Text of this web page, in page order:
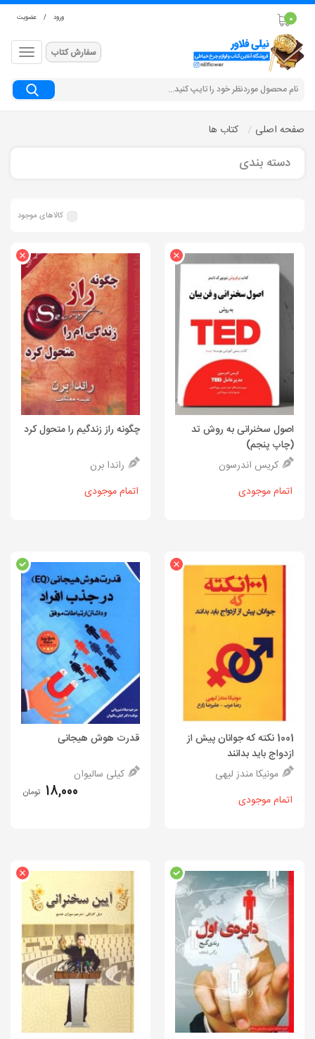
ورود / عضویت 0
سفارش کتاب
جستجو
صفحه اصلی کتاب ها
دسته بندی
کالاهای موجود
اصول سخنرانی به روش تد
(چاپ پنجم)
کریس اندرسون
اتمام موجودی
چگونه راز زندگیم را متحول کرد
راندا برن
اتمام موجودی
1001 نکته که جوانان پیش از
ازدواج باید بدانند
مونیکا مندز لیهی
اتمام موجودی
قدرت هوش هیجانی
کیلی سالیوان
18,000 تومان